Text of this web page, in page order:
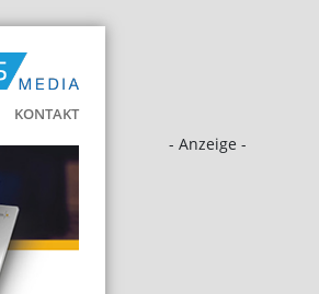
KONTAKT
- Anzeige -